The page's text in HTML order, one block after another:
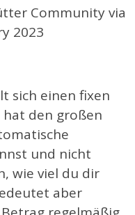
Community via
2023
sich einen fixen
hat den großen
und nicht
wie viel du dir
aber